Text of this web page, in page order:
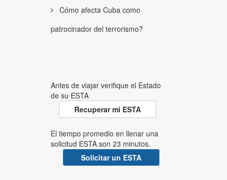
Cómo afecta Cuba como
patrocinador del terrorismo?
Antes de viajar verifique el Estado
de su ESTA
Recuperar mi ESTA
El tiempo promedio en llenar una
solicitud ESTA son 23 minutos.
Solicitar un ESTA